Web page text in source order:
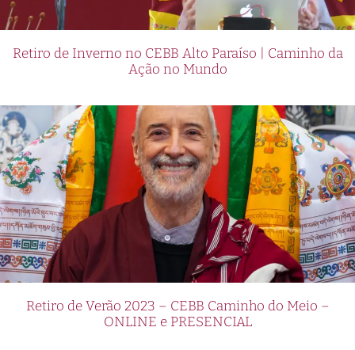
Retiro de Inverno no CEBB Alto Paraíso | Caminho da
Ação no Mundo
Retiro de Verão 2023 – CEBB Caminho do Meio –
ONLINE e PRESENCIAL